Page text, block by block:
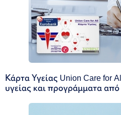
Κάρτα Υγείας Union Care for
υγείας και προγράμματα